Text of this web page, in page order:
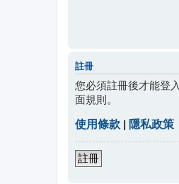
註冊
您必須註冊後才能登
面規則。
使用條款 | 隱私政策
註冊